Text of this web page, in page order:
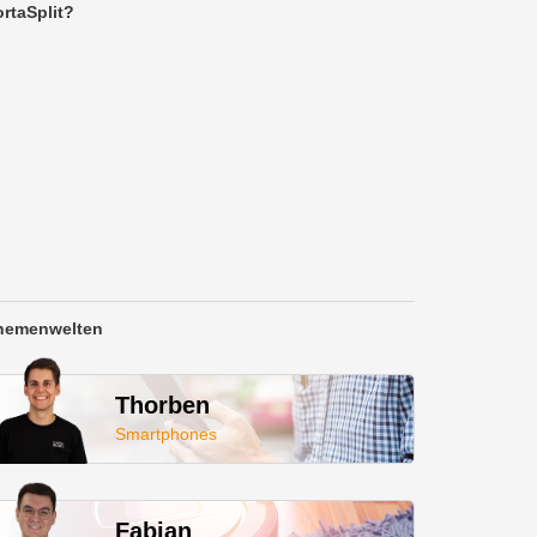
Thorben
Smartphones
Fabian